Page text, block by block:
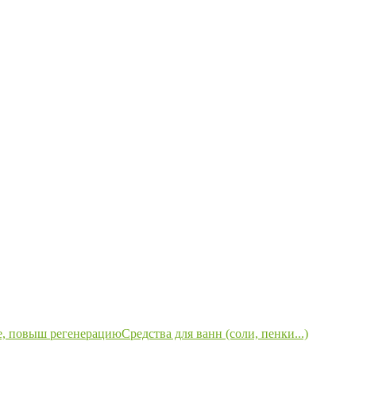
повыш регенерациюСредства для ванн (соли, пенки...)